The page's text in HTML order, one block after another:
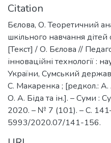
Citation
Бєлова, О. Теоретичний
шкільного навчання
[Текст] / О. Бєлова //
інноваційні технології
України, Сумський
С. Макаренка ; [редкол.:
О. А. Біда та ін.]. – Суми :
2020. – № 7 (101). – С.
5993/2020.07/141-156.